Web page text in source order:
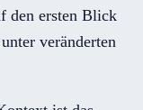
den ersten Blick
veränderten